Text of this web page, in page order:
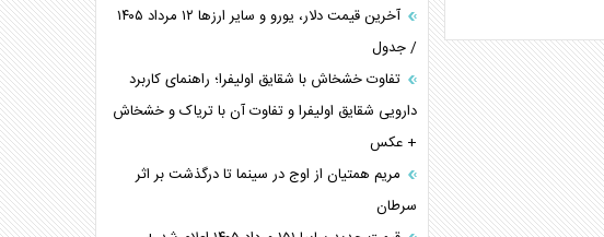
آخرین قیمت دلار، یورو و سایر ارز‌ها ۱۲ مرداد ۱۴۰۵
/ جدول
تفاوت خشخاش با شقایق اولیفرا؛ راهنمای کاربرد
دارویی شقایق اولیفرا و تفاوت آن با تریاک و خشخاش
+ عکس
مریم همتیان از اوج در سینما تا درگذشت بر اثر
سرطان